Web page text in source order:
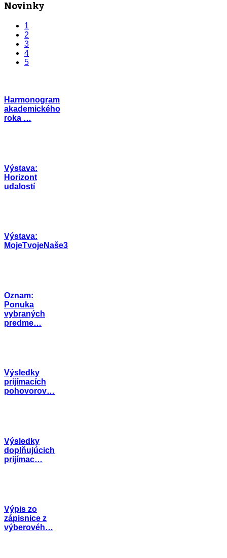
Novinky
1
2
3
4
5
Harmonogram
akademického
roka …
Výstava:
Horizont
udalostí
Výstava:
MojeTvojeNaše3
Oznam:
Ponuka
vybraných
predme…
Výsledky
prijímacích
pohovorov…
Výsledky
doplňujúcich
prijímac…
Výpis zo
zápisnice z
výberovéh…